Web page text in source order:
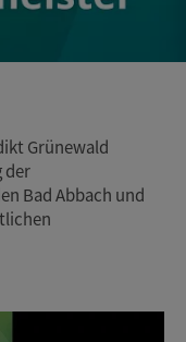
Grünewald
der
Bad Abbach und